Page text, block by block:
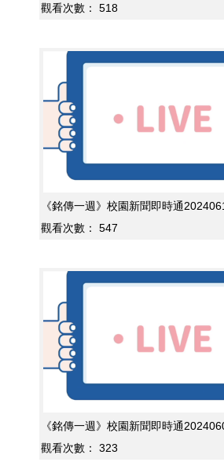
觀看次數：
518
《銘傳一週》校園新聞即時通
觀看次數：
547
《銘傳一週》校園新聞即時通
觀看次數：
323